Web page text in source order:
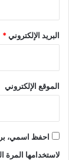
البريد الإلكتروني*
الموقع الإلكتروني
احفظ اسمي،
لاستخدامها المرة